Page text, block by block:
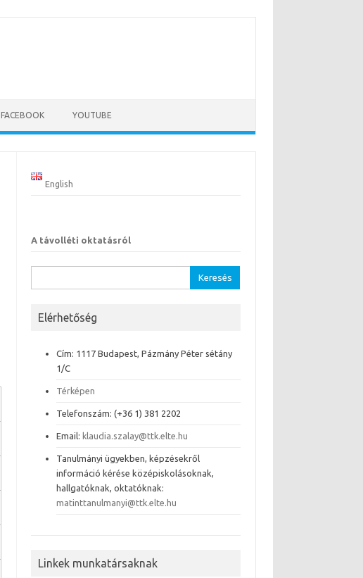
FACEBOOK YOUTUBE
English
A távolléti oktatásról
Elérhetőség
Cím: 1117 Budapest, Pázmány Péter sétány
1/C
Térképen
Telefonszám: (+36 1) 381 2202
Email: klaudia.szalay@ttk.elte.hu
Tanulmányi ügyekben, képzésekről
információ kérése középiskolásoknak,
hallgatóknak, oktatóknak:
matinttanulmanyi@ttk.elte.hu
Linkek munkatársaknak